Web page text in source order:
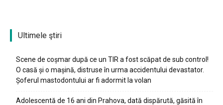
Ultimele ştiri
Scene de coșmar după ce un TIR a fost scăpat de sub control!
O casă și o mașină, distruse în urma accidentului devastator.
Șoferul mastodontului ar fi adormit la volan
Adolescentă de 16 ani din Prahova, dată dispărută, găsită în